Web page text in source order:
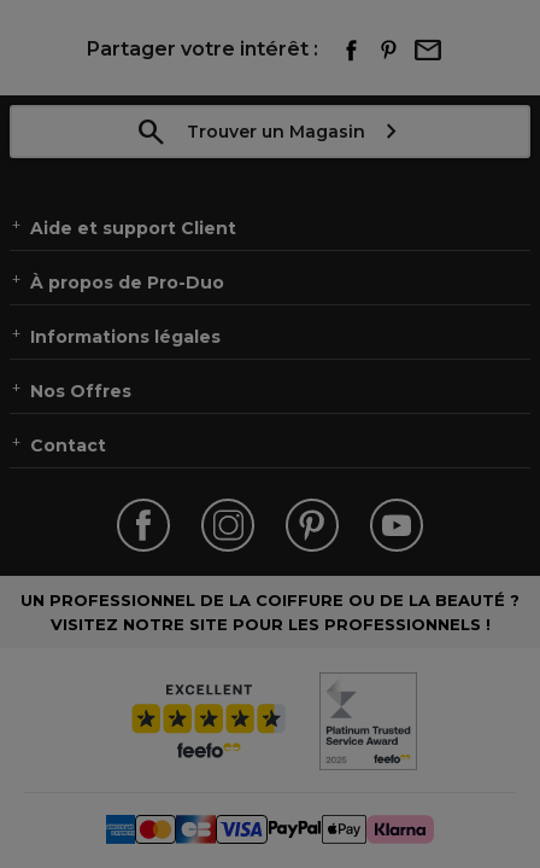
Partager votre intérêt :
Trouver un Magasin
Aide et support Client
À propos de Pro-Duo
Informations légales
Nos Offres
Contact
UN PROFESSIONNEL DE LA COIFFURE OU DE LA BEAUTÉ ?
VISITEZ NOTRE SITE POUR LES PROFESSIONNELS !